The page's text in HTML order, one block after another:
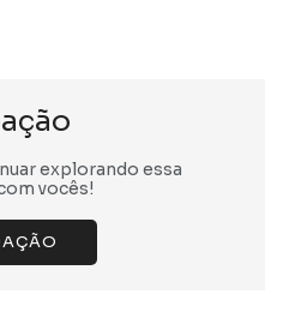
explorando essa
vocês!